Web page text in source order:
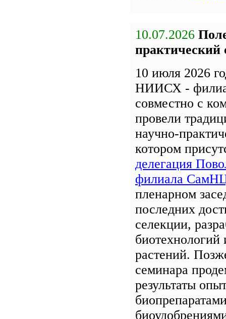
10.07.2026
практический
10 июля 2026
НИИСХ -
совместно с
провели
научно-
котором
делегация
филиала
пленарном
последних
селекции,
биотехнологий
растений.
семинара
результаты